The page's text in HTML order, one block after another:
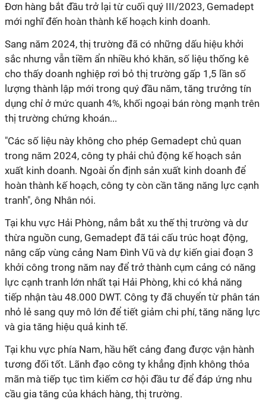
Đơn hàng bắt đầu trở lại từ cuối quý III/2023, Gemadept
mới nghĩ đến hoàn thành kế hoạch kinh doanh.
Sang năm 2024, thị trường đã có những dấu hiệu khởi
sắc nhưng vẫn tiềm ẩn nhiều khó khăn, số liệu thống kê
cho thấy doanh nghiệp rơi bỏ thị trường gấp 1,5 lần số
lượng thành lập mới trong quý đầu năm, tăng trưởng tín
dụng chỉ ở mức quanh 4%, khối ngoại bán ròng mạnh trên
thị trường chứng khoán...
"Các số liệu này không cho phép Gemadept chủ quan
trong năm 2024, công ty phải chủ động kế hoạch sản
xuất kinh doanh. Ngoài ổn định sản xuất kinh doanh để
hoàn thành kế hoạch, công ty còn cần tăng năng lực cạnh
tranh", ông Nhân nói.
Tại khu vực Hải Phòng, nắm bắt xu thế thị trường và dư
thừa nguồn cung, Gemadept đã tái cấu trúc hoạt động,
nâng cấp vùng cảng Nam Đình Vũ và dự kiến giai đoạn 3
khởi công trong năm nay để trở thành cụm cảng có năng
lực cạnh tranh lớn nhất tại Hải Phòng, khi có khả năng
tiếp nhận tàu 48.000 DWT. Công ty đã chuyển từ phân tán
nhỏ lẻ sang quy mô lớn để tiết giảm chi phí, tăng năng lực
và gia tăng hiệu quả kinh tế.
Tại khu vực phía Nam, hầu hết cảng đang được vận hành
tương đối tốt. Lãnh đạo công ty khẳng định không thỏa
mãn mà tiếp tục tìm kiếm cơ hội đầu tư để đáp ứng nhu
cầu gia tăng của khách hàng, thị trường.